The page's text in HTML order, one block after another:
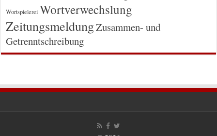
Wortspielerei Wortverwechslung
ZeitungsmeldungZusammen- und
Getrenntschreibung